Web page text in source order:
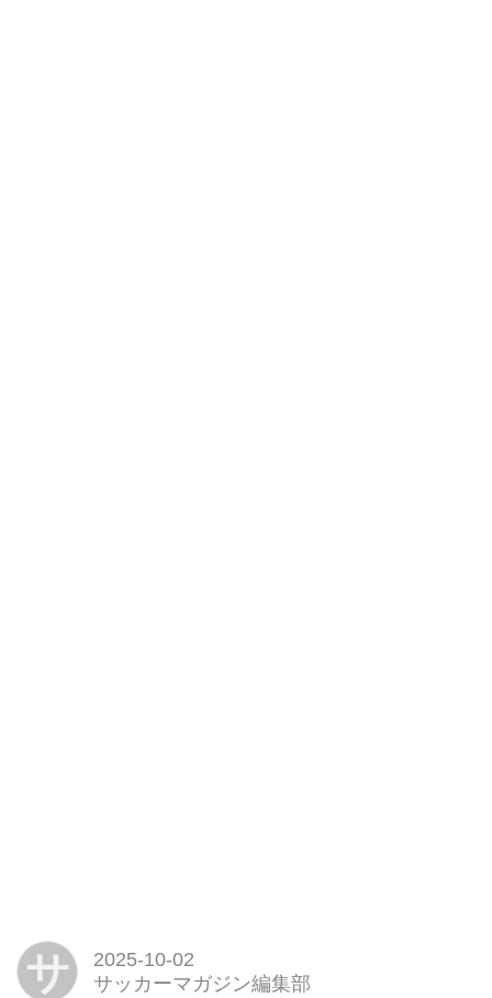
サ
2025-10-02
サッカーマガジン編集部